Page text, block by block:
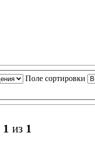
Поле сортировки
1 из 1